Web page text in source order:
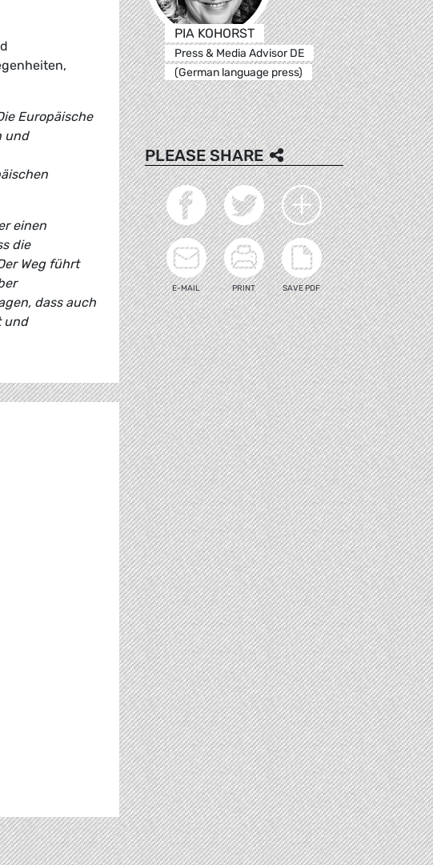
Europäische
und
einen
die
Weg führt
dass auch
und
PIA KOHORST
Press & Media Advisor DE
(German language press)
PLEASE SHARE
E-MAIL PRINT SAVE PDF